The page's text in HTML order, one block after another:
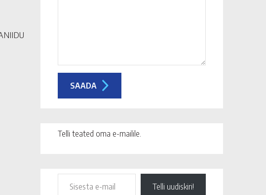
Telli teated oma e-mailile.
Telli uudiskiri!